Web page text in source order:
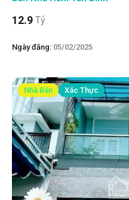
12.9 Tỷ
Ngày đăng: 05/02/2025
Nhà Bán Xác Thực